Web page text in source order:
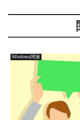
Windows関連